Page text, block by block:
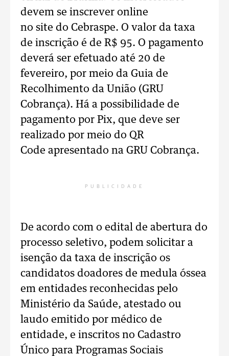
devem se inscrever online
no site do Cebraspe. O valor da taxa
de inscrição é de R$ 95. O pagamento
deverá ser efetuado até 20 de
fevereiro, por meio da Guia de
Recolhimento da União (GRU
Cobrança). Há a possibilidade de
pagamento por Pix, que deve ser
realizado por meio do QR
Code apresentado na GRU Cobrança.
PUBLICIDADE
De acordo com o edital de abertura do
processo seletivo, podem solicitar a
isenção da taxa de inscrição os
candidatos doadores de medula óssea
em entidades reconhecidas pelo
Ministério da Saúde, atestado ou
laudo emitido por médico de
entidade, e inscritos no Cadastro
Único para Programas Sociais